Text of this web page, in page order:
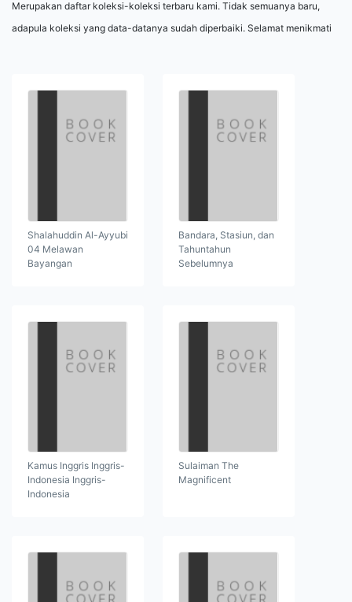
Merupakan daftar koleksi-koleksi terbaru kami. Tidak semuanya baru,
adapula koleksi yang data-datanya sudah diperbaiki. Selamat menikmati
Shalahuddin Al-Ayyubi
04 Melawan
Bayangan
Bandara, Stasiun, dan
Tahuntahun
Sebelumnya
Kamus Inggris Inggris-
Indonesia Inggris-
Indonesia
Sulaiman The
Magnificent